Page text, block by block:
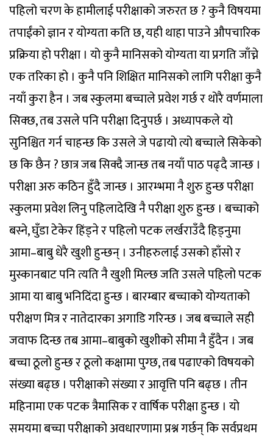
पहिलो चरण के हामीलाई परीक्षाको जरुरत छ ? कुनै विषयमा
तपाईंको ज्ञान र योग्यता कति छ, यही थाहा पाउने औपचारिक
प्रक्रिया हो परीक्षा । यो कुनै मानिसको योग्यता या प्रगति जाँच्ने
एक तरिका हो । कुनै पनि शिक्षित मानिसको लागि परीक्षा कुनै
नयाँ कुरा हैन । जब स्कुलमा बच्चाले प्रवेश गर्छ र थोरै वर्णमाला
सिक्छ, तब उसले पनि परीक्षा दिनुपर्छ । अध्यापकले यो
सुनिश्चित गर्न चाहन्छ कि उसले जे पढायो त्यो बच्चाले सिकेको
छ कि छैन ? छात्र जब सिक्दै जान्छ तब नयाँ पाठ पढ्दै जान्छ ।
परीक्षा अरु कठिन हुँदै जान्छ । आरम्भमा नै शुरु हुन्छ परीक्षा
स्कुलमा प्रवेश लिनु पहिलादेखि नै परीक्षा शुरु हुन्छ । बच्चाको
बस्ने, घुँडा टेकेर हिंड्ने र पहिलो पटक लर्खराउँदै हिड्नुमा
आमा–बाबु धेरै खुशी हुन्छन् । उनीहरुलाई उसको हाँसो र
मुस्कानबाट पनि त्यति नै खुशी मिल्छ जति उसले पहिलो पटक
आमा या बाबु भनिदिंदा हुन्छ । बारम्बार बच्चाको योग्यताको
परीक्षण मित्र र नातेदारका अगाडि गरिन्छ । जब बच्चाले सही
जवाफ दिन्छ तब आमा–बाबुको खुशीको सीमा नै हुँदैन । जब
बच्चा ठूलो हुन्छ र ठूलो कक्षामा पुग्छ, तब पढाएको विषयको
संख्या बढ्छ । परीक्षाको संख्या र आवृत्ति पनि बढ्छ । तीन
महिनामा एक पटक त्रैमासिक र वार्षिक परीक्षा हुन्छ । यो
समयमा बच्चा परीक्षाको अवधारणामा प्रश्न गर्छन् कि सर्वप्रथम